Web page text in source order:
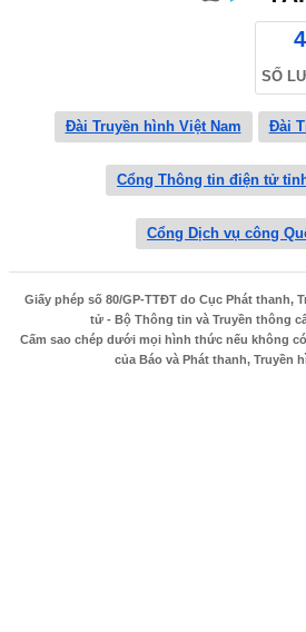
SỐ
Đài Truyền hình Việt Nam Đài
Cổng Thông tin điện tử
Cổng Dịch vụ công
Giấy phép số 80/GP-TTĐT do Cục Phát thanh,
tử - Bộ Thông tin và Truyền thông
Cấm sao chép dưới mọi hình thức nếu không
của Báo và Phát thanh, Truyền